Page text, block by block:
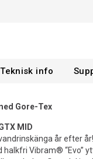
Gore-Tex
MID
år efter år!
halkfri Vibram® “Evo”